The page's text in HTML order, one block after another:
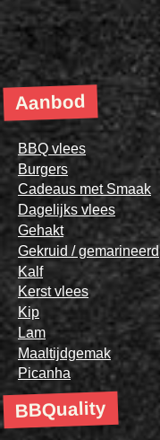
Aanbod
BBQ vlees
Burgers
Cadeaus met Smaak
Dagelijks vlees
Gehakt
Gekruid / gemarineerd
Kalf
Kerst vlees
Kip
Lam
Maaltijdgemak
Picanha
BBQuality